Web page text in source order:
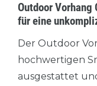
Outdoor
für eine
Der Outdoor
hochwertigen
ausgestattet